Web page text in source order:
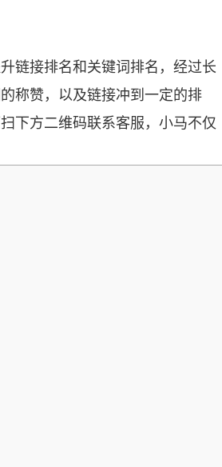
接排名和关键词排名，经过长
称赞，以及链接冲到一定的排
下方二维码联系客服，小马不仅